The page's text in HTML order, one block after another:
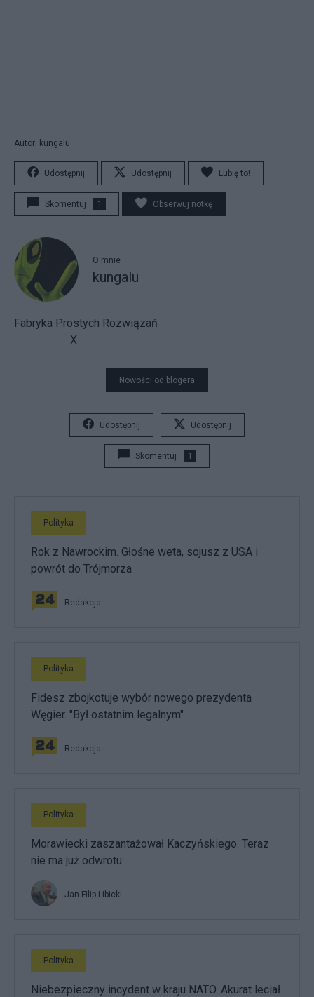
Autor: kungalu
Udostępnij Udostępnij Lubię to!
Skomentuj 1 Obserwuj notkę
O mnie
kungalu
Fabryka Prostych Rozwiązań
X
Nowości od blogera
Udostępnij Udostępnij
Skomentuj 1
Polityka
Rok z Nawrockim. Głośne weta, sojusz z USA i
powrót do Trójmorza
Redakcja
Polityka
Fidesz zbojkotuje wybór nowego prezydenta
Węgier. "Był ostatnim legalnym"
Redakcja
Polityka
Morawiecki zaszantażował Kaczyńskiego. Teraz
nie ma już odwrotu
Jan Filip Libicki
Polityka
Niebezpieczny incydent w kraju NATO. Akurat leciał